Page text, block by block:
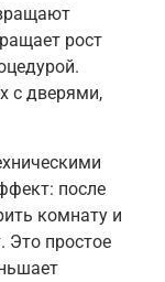
рост
с дверями,
после
комнату и
Это простое